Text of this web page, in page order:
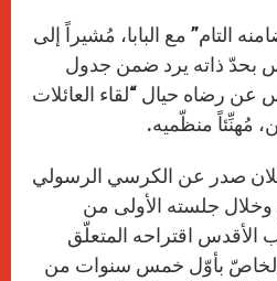
التام” مع البابا، مُشيراً إلى
بحدّ ذاته يرد ضمن جدول
عن رضاه حيال “لقاء العائلات
صدر عن الكرسي الرسولي
جلسته الأولى من
الأقدس اقتراحه المتعلّق
الخاصّ بأوّل خمس سنوات من